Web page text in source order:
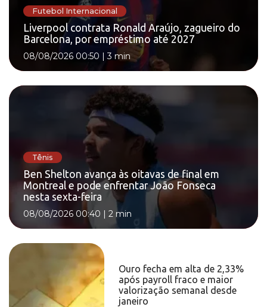
Futebol Internacional
Liverpool contrata Ronald Araújo, zagueiro do
Barcelona, por empréstimo até 2027
08/08/2026 00:50 |3 min
Tênis
Ben Shelton avança às oitavas de final em
Montreal e pode enfrentar João Fonseca
nesta sexta-feira
08/08/2026 00:40 | 2 min
Ouro fecha em alta de 2,33%
após payroll fraco e maior
valorização semanal desde
janeiro